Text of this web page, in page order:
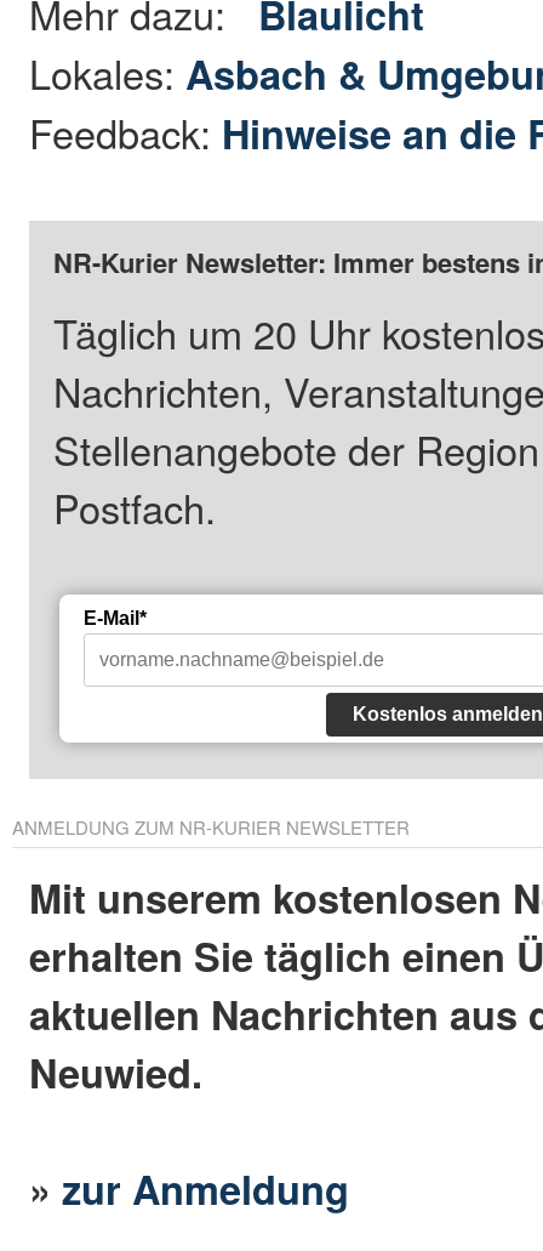
Mehr dazu: Blaulicht
Lokales: Asbach &
Feedback: Hinweise an die
NR-Kurier Newsletter: Immer bestens
Täglich um 20 Uhr
Nachrichten,
Stellenangebote der
Postfach.
E-Mail*
Kostenlos anmelden
ANMELDUNG ZUM NR-KURIER NEWSLETTER
Mit unserem kostenlosen
erhalten Sie täglich einen
aktuellen Nachrichten aus
Neuwied.
»zur Anmeldung